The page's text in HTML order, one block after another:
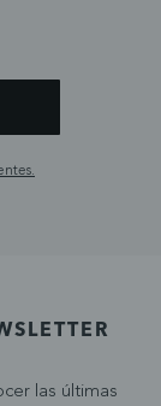
las últimas